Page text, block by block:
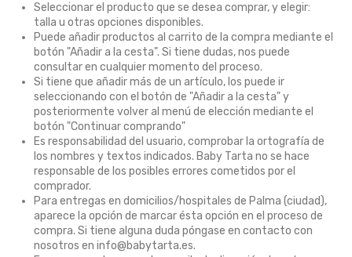
Seleccionar el producto que se desea comprar, y elegir:
talla u otras opciones disponibles.
Puede añadir productos al carrito de la compra mediante el
botón "Añadir a la cesta". Si tiene dudas, nos puede
consultar en cualquier momento del proceso.
Si tiene que añadir más de un artículo, los puede ir
seleccionando con el botón de "Añadir a la cesta" y
posteriormente volver al menú de elección mediante el
botón "Continuar comprando"
Es responsabilidad del usuario, comprobar la ortografía de
los nombres y textos indicados. Baby Tarta no se hace
responsable de los posibles errores cometidos por el
comprador.
Para entregas en domicilios/hospitales de Palma (ciudad),
aparece la opción de marcar ésta opción en el proceso de
compra. Si tiene alguna duda póngase en contacto con
nosotros en info@babytarta.es.